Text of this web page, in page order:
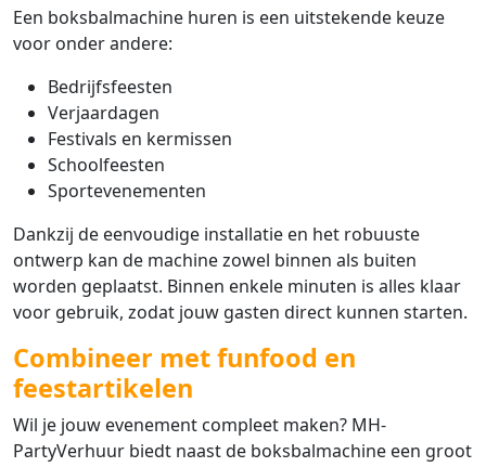
Een boksbalmachine huren is een uitstekende keuze
voor onder andere:
Bedrijfsfeesten
Verjaardagen
Festivals en kermissen
Schoolfeesten
Sportevenementen
Dankzij de eenvoudige installatie en het robuuste
ontwerp kan de machine zowel binnen als buiten
worden geplaatst. Binnen enkele minuten is alles klaar
voor gebruik, zodat jouw gasten direct kunnen starten.
Combineer met funfood en
feestartikelen
Wil je jouw evenement compleet maken? MH-
PartyVerhuur biedt naast de boksbalmachine een groot